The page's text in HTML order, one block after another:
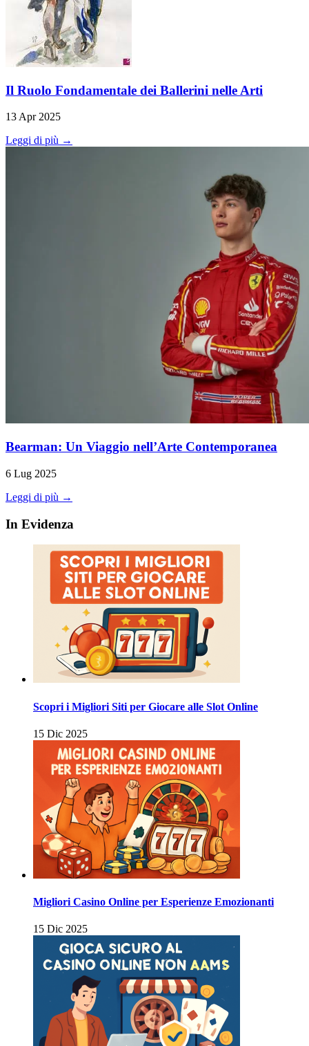
Il Ruolo Fondamentale dei Ballerini nelle Arti
13 Apr 2025
Leggi di più →
Bearman: Un Viaggio nell’Arte Contemporanea
6 Lug 2025
Leggi di più →
In Evidenza
Scopri i Migliori Siti per Giocare alle Slot Online
15 Dic 2025
Migliori Casino Online per Esperienze Emozionanti
15 Dic 2025